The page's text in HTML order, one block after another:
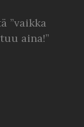
”vaikka
aina!”